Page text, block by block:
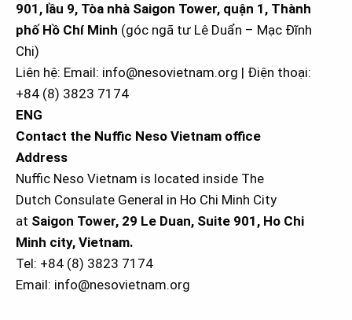
901, lầu 9, Tòa nhà Saigon Tower, quận 1, Thành
phố Hồ Chí Minh (góc ngã tư Lê Duẩn – Mạc Đĩnh
Chi)
Liên hệ: Email: info@nesovietnam.org | Điện thoại:
+84 (8) 3823 7174
ENG
Contact the Nuffic Neso Vietnam office
Address
Nuffic Neso Vietnam is located inside The
Dutch Consulate General in Ho Chi Minh City
at Saigon Tower, 29 Le Duan, Suite 901, Ho Chi
Minh city, Vietnam.
Tel: +84 (8) 3823 7174
Email: info@nesovietnam.org